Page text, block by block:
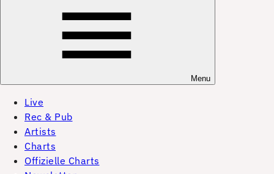
Menu
Live
Rec & Pub
Artists
Charts
Offizielle Charts